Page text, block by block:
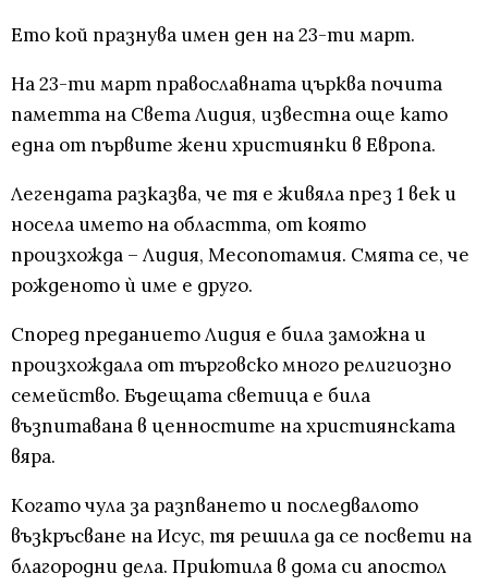
Ето кой празнува имен ден на 23-ти март.
На 23-ти март православната църква почита
паметта на Света Лидия, известна още като
една от първите жени християнки в Европа.
Легендата разказва, че тя е живяла през 1 век и
носела името на областта, от която
произхожда – Лидия, Месопотамия. Смята се, че
рожденото ѝ име е друго.
Според преданието Лидия е била заможна и
произхождала от търговско много религиозно
семейство. Бъдещата светица е била
възпитавана в ценностите на християнската
вяра.
Когато чула за разпването и последвалото
възкръсване на Исус, тя решила да се посвети на
благородни дела. Приютила в дома си апостол